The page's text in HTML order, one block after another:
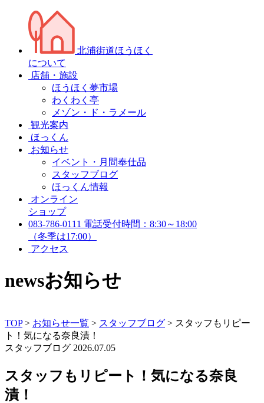
北浦街道ほうほく
について
店舗・施設
ほうほく夢市場
わくわく亭
メゾン・ド・ラメール
観光案内
ほっくん
お知らせ
イベント・月間奉仕品
スタッフブログ
ほっくん情報
オンライン
ショップ
083-786-0111 電話受付時間：8:30～18:00
（冬季は17:00）
アクセス
newsお知らせ
TOP> お知らせ一覧 > スタッフブログ > スタッフもリピー
ト！気になる奈良漬！
スタッフブログ 2026.07.05
スタッフもリピート！気になる奈良
漬！